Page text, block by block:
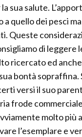
sua salute.
quello dei pesci
Queste
di
ricercato ed
bontà sopraffina.
versi il suo
frode
molto
l’esemplare e